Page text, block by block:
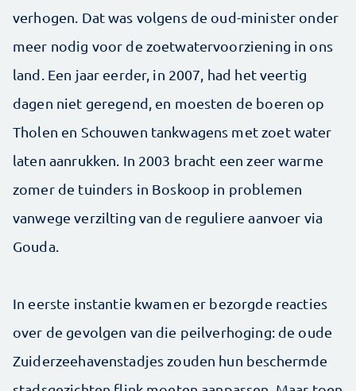
verhogen. Dat was volgens de oud-minister onder
meer nodig voor de zoetwatervoorziening in ons
land. Een jaar eerder, in 2007, had het veertig
dagen niet geregend, en moesten de boeren op
Tholen en Schouwen tankwagens met zoet water
laten aanrukken. In 2003 bracht een zeer warme
zomer de tuinders in Boskoop in problemen
vanwege verzilting van de reguliere aanvoer via
Gouda.
In eerste instantie kwamen er bezorgde reacties
over de gevolgen van die peilverhoging: de oude
Zuiderzeehavenstadjes zouden hun beschermde